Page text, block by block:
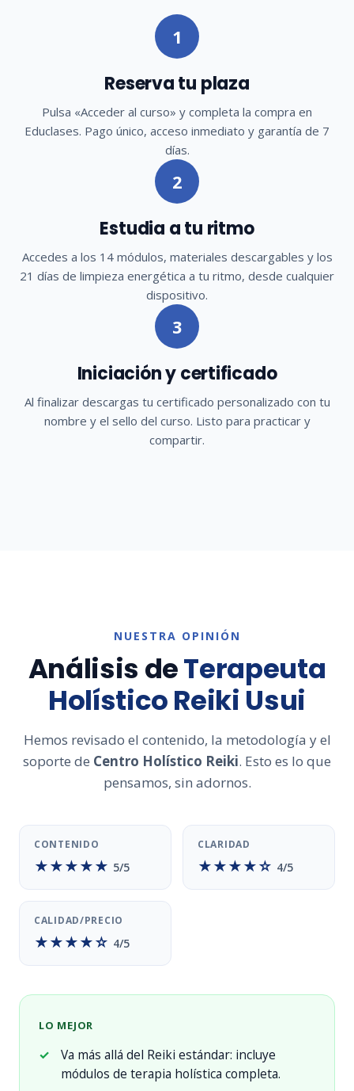
1
Reserva tu plaza
Pulsa «Acceder al curso» y completa la compra en
Educlases. Pago único, acceso inmediato y garantía de 7
días.
2
Estudia a tu ritmo
Accedes a los 14 módulos, materiales descargables y los
21 días de limpieza energética a tu ritmo, desde cualquier
dispositivo.
3
Iniciación y certificado
Al finalizar descargas tu certificado personalizado con tu
nombre y el sello del curso. Listo para practicar y
compartir.
NUESTRA OPINIÓN
Análisis deTerapeuta
Holístico Reiki Usui
Hemos revisado el contenido, la metodología y el
soporte de Centro Holístico Reiki. Esto es lo que
pensamos, sin adornos.
CONTENIDO
★★★★★ 5/5
CLARIDAD
★★★★☆ 4/5
CALIDAD/PRECIO
★★★★☆ 4/5
LO MEJOR
✓
Va más allá del Reiki estándar: incluye
módulos de terapia holística completa.